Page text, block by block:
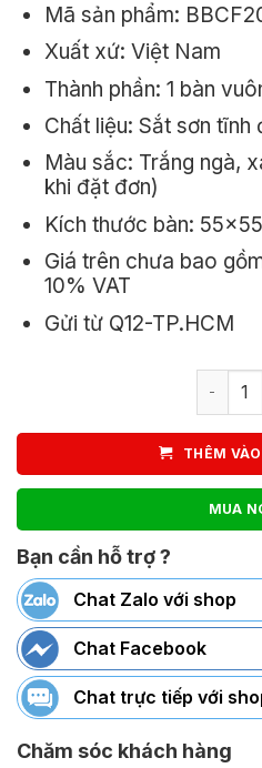
Mã sản phẩm:
Xuất xứ: Việt Nam
Thành phần: 1 bàn
Chất liệu: Sắt sơn tĩnh
Màu sắc: Trắng ngà,
khi đặt đơn)
Kích thước bàn:
Giá trên chưa bao
10% VAT
Gửi từ Q12-TP.HCM
Bộ
THÊM
MUA
Bạn cần hỗ trợ ?
Chat Zalo với shop
Chat Facebook
Chat trực tiếp với
Chăm sóc khách hàng